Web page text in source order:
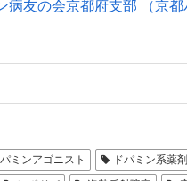
病友の会京都府支部 （京都
パミンアゴニスト
ドパミン系薬剤